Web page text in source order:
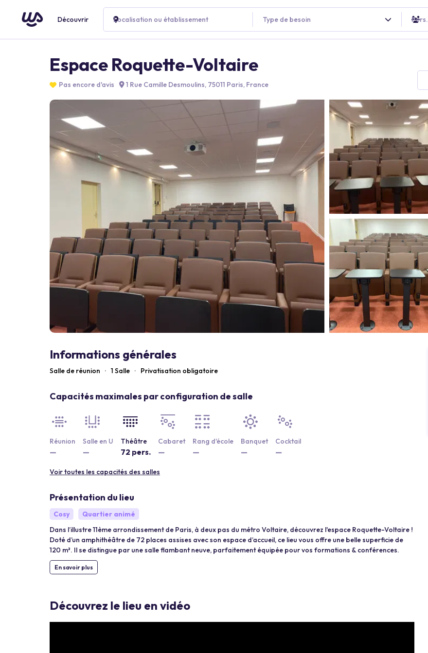
Découvrir Localisation ou établissement Type de besoin Pers.
Espace Roquette-Voltaire
Pas encore d'avis 1 Rue Camille Desmoulins, 75011 Paris, France
Informations générales
Salle de réunion · 1 Salle · Privatisation obligatoire
Capacités maximales par configuration de salle
Réunion
—
Salle en U
—
Théâtre
72 pers.
Cabaret
—
Rang d'école
—
Banquet
—
Cocktail
—
Voir toutes les capacités des salles
Présentation du lieu
Cosy
Quartier animé
Dans l’illustre 11ème arrondissement de Paris, à deux pas du métro Voltaire, découvrez l'espace Roquette-Voltaire !
Doté d’un amphithéâtre de 72 places assises avec son espace d’accueil, ce lieu vous offre une belle superficie de
120 m². Il se distingue par une salle flambant neuve, parfaitement équipée pour vos formations & conférences.
En savoir plus
Découvrez le lieu en vidéo